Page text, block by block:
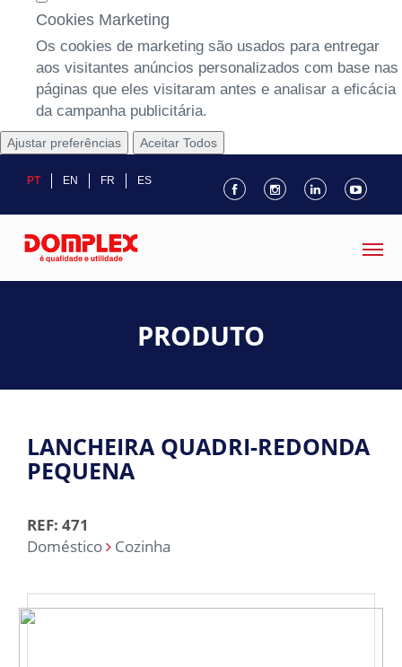
Cookies Marketing
Os cookies de marketing são usados para entregar
aos visitantes anúncios personalizados com base nas
páginas que eles visitaram antes e analisar a eficácia
da campanha publicitária.
Ajustar preferências Aceitar Todos
PT EN FR ES
PRODUTO
LANCHEIRA QUADRI-REDONDA
PEQUENA
REF: 471
Doméstico
Cozinha